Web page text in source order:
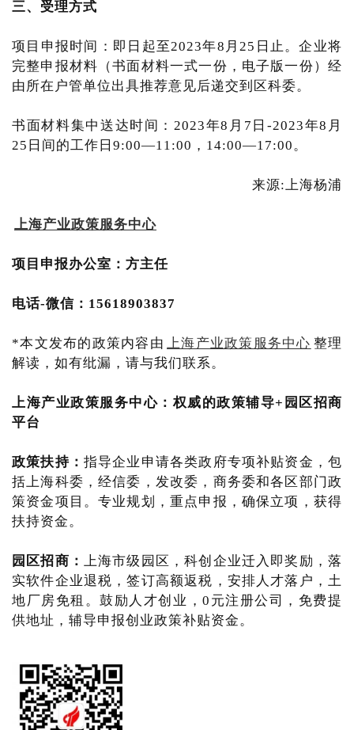
三、受理方式
项目申报时间：即日起至2023年8月25日止。企业将
完整申报材料（书面材料一式一份，电子版一份）经
由所在户管单位出具推荐意见后递交到区科委。
书面材料集中送达时间：2023年8月7日-2023年8月
25日间的工作日9:00—11:00，14:00—17:00。
来源:上海杨浦
上海产业政策服务中心
项目申报办公室：方主任
电话-微信：15618903837
*本文发布的政策内容由 上海产业政策服务中心 整理
解读，如有纰漏，请与我们联系。
上海产业政策服务中心 ：权威的政策辅导+园区招商
平台
政策扶持： 指导企业申请各类政府专项补贴资金，包
括上海科委，经信委，发改委，商务委和各区部门政
策资金项目。专业规划，重点申报，确保立项，获得
扶持资金。
园区招商： 上海市级园区，科创企业迁入即奖励，落
实软件企业退税，签订高额返税，安排人才落户，土
地厂房免租。鼓励人才创业，0元注册公司，免费提
供地址，辅导申报创业政策补贴资金。